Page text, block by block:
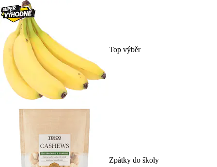
Top výběr
Zpátky do školy